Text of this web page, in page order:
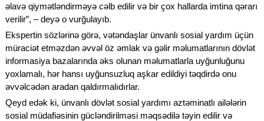
əlavə qiymətləndirməyə cəlb edilir və bir çox hallarda imtina qərarı
verilir”, – deyə o vurğulayıb.
Ekspertin sözlərinə görə, vətəndaşlar ünvanlı sosial yardım üçün
müraciət etməzdən əvvəl öz əmlak və gəlir məlumatlarının dövlət
informasiya bazalarında əks olunan məlumatlarla uyğunluğunu
yoxlamalı, hər hansı uyğunsuzluq aşkar edildiyi təqdirdə onu
əvvəlcədən aradan qaldırmalıdırlar.
Qeyd edək ki, ünvanlı dövlət sosial yardımı aztəminatlı ailələrin
sosial müdafiəsinin gücləndirilməsi məqsədilə təyin edilir və